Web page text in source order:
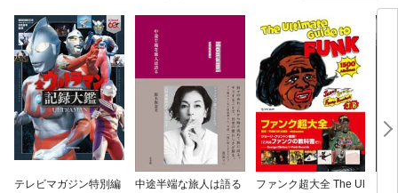
テレビマガジン特別編
中途半端な旅人は語る
ファンク超大全 The Ul